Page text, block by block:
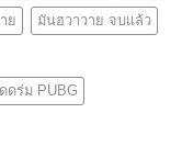
ย มันฮวาวาย จบแล้ว
ดร่ม PUBG